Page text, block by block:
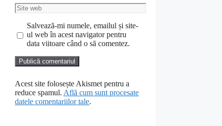
Site
web
Salvează-mi numele, emailul și site-
ul web în acest navigator pentru
data viitoare când o să comentez.
Acest site folosește Akismet pentru a
reduce spamul. Află cum sunt procesate
datele comentariilor tale.